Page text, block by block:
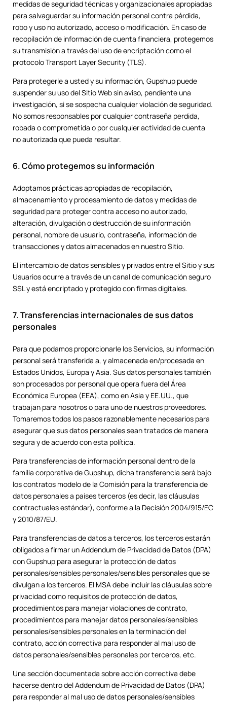
medidas de seguridad técnicas y organizacionales apropiadas
para salvaguardar su información personal contra pérdida,
robo y uso no autorizado, acceso o modificación. En caso de
recopilación de información de cuenta financiera, protegemos
su transmisión a través del uso de encriptación como el
protocolo Transport Layer Security (TLS).
Para protegerle a usted y su información, Gupshup puede
suspender su uso del Sitio Web sin aviso, pendiente una
investigación, si se sospecha cualquier violación de seguridad.
No somos responsables por cualquier contraseña perdida,
robada o comprometida o por cualquier actividad de cuenta
no autorizada que pueda resultar.
6. Cómo protegemos su información
Adoptamos prácticas apropiadas de recopilación,
almacenamiento y procesamiento de datos y medidas de
seguridad para proteger contra acceso no autorizado,
alteración, divulgación o destrucción de su información
personal, nombre de usuario, contraseña, información de
transacciones y datos almacenados en nuestro Sitio.
El intercambio de datos sensibles y privados entre el Sitio y sus
Usuarios ocurre a través de un canal de comunicación seguro
SSL y está encriptado y protegido con firmas digitales.
7. Transferencias internacionales de sus datos
personales
Para que podamos proporcionarle los Servicios, su información
personal será transferida a, y almacenada en/procesada en
Estados Unidos, Europa y Asia. Sus datos personales también
son procesados por personal que opera fuera del Área
Económica Europea (EEA), como en Asia y EE.UU., que
trabajan para nosotros o para uno de nuestros proveedores.
Tomaremos todos los pasos razonablemente necesarios para
asegurar que sus datos personales sean tratados de manera
segura y de acuerdo con esta política.
Para transferencias de información personal dentro de la
familia corporativa de Gupshup, dicha transferencia será bajo
los contratos modelo de la Comisión para la transferencia de
datos personales a países terceros (es decir, las cláusulas
contractuales estándar), conforme a la Decisión 2004/915/EC
y 2010/87/EU.
Para transferencias de datos a terceros, los terceros estarán
obligados a firmar un Addendum de Privacidad de Datos (DPA)
con Gupshup para asegurar la protección de datos
personales/sensibles personales/sensibles personales que se
divulgan a los terceros. El MSA debe incluir las cláusulas sobre
privacidad como requisitos de protección de datos,
procedimientos para manejar violaciones de contrato,
procedimientos para manejar datos personales/sensibles
personales/sensibles personales en la terminación del
contrato, acción correctiva para responder al mal uso de
datos personales/sensibles personales por terceros, etc.
Una sección documentada sobre acción correctiva debe
hacerse dentro del Addendum de Privacidad de Datos (DPA)
para responder al mal uso de datos personales/sensibles